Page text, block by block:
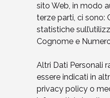
sito Web, in modo
terze parti, ci sono:
statistiche
Cognome e
Altri Dati Personali
essere indicati in
privacy policy o